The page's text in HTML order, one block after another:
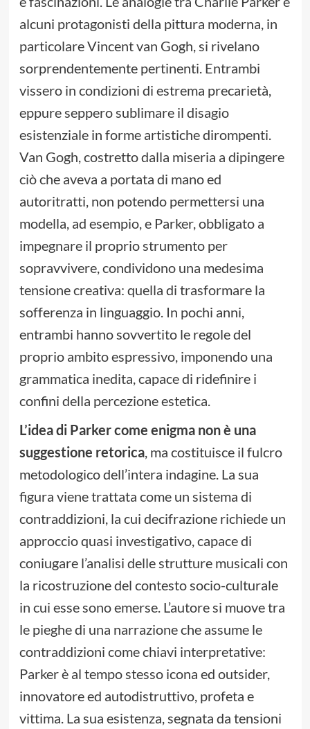
alcuni protagonisti della pittura moderna, in
particolare Vincent van Gogh, si rivelano
sorprendentemente pertinenti. Entrambi
vissero in condizioni di estrema precarietà,
eppure seppero sublimare il disagio
esistenziale in forme artistiche dirompenti.
Van Gogh, costretto dalla miseria a dipingere
ciò che aveva a portata di mano ed
autoritratti, non potendo permettersi una
modella, ad esempio, e Parker, obbligato a
impegnare il proprio strumento per
sopravvivere, condividono una medesima
tensione creativa: quella di trasformare la
sofferenza in linguaggio. In pochi anni,
entrambi hanno sovvertito le regole del
proprio ambito espressivo, imponendo una
grammatica inedita, capace di ridefinire i
confini della percezione estetica.
L’idea di Parker come enigma non è una
suggestione retorica, ma costituisce il fulcro
metodologico dell’intera indagine. La sua
figura viene trattata come un sistema di
contraddizioni, la cui decifrazione richiede un
approccio quasi investigativo, capace di
coniugare l’analisi delle strutture musicali con
la ricostruzione del contesto socio-culturale
in cui esse sono emerse. L’autore si muove tra
le pieghe di una narrazione che assume le
contraddizioni come chiavi interpretative:
Parker è al tempo stesso icona ed outsider,
innovatore ed autodistruttivo, profeta e
vittima. La sua esistenza, segnata da tensioni